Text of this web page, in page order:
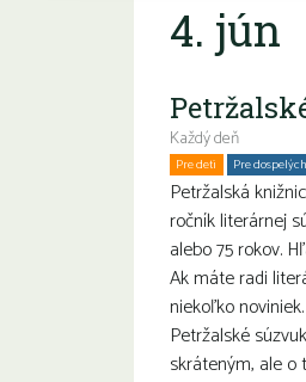
4. jún
Každý deň
Pre deti Pre dospelých
Petržalská
ročník literárnej
alebo 75 rokov.
Ak máte radi
niekoľko
Petržalské
skráteným, ale o